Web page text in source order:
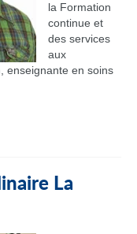
la Formation
continue et
des services
aux
enseignante en soins
La